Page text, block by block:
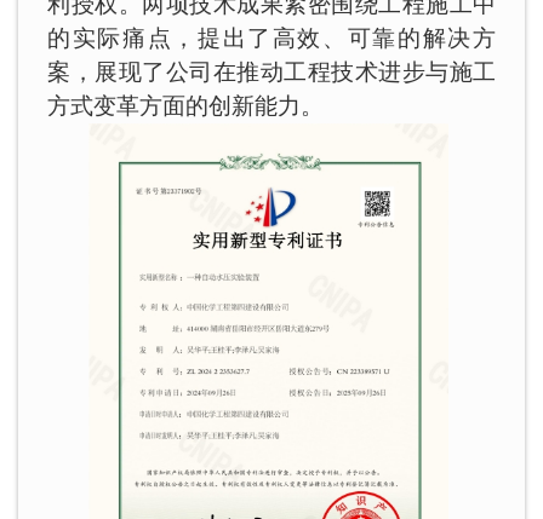
的实际痛点，提出了高效、可靠的解决方
案，展现了公司在推动工程技术进步与施工
方式变革方面的创新能力。